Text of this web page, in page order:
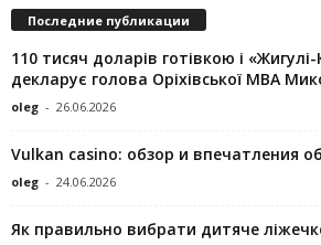
Последние публикации
110 тисяч доларів готівкою і
декларує голова Оріхівської МВА
oleg - 26.06.2026
Vulkan casino: обзор и впечатления
oleg - 24.06.2026
Як правильно вибрати дитяче